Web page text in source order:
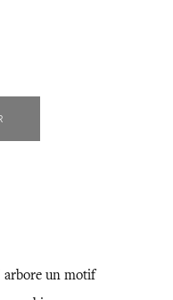
un motif